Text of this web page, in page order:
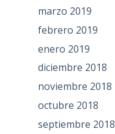
marzo 2019
febrero 2019
enero 2019
diciembre 2018
noviembre 2018
octubre 2018
septiembre 2018